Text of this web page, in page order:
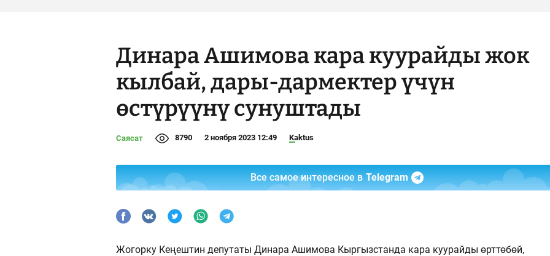
Динара Ашимова кара куурайды жок
кылбай, дары-дармектер үчүн
өстүрүүнү сунуштады
Саясат 8790 2 ноября 2023 12:49 Kaktus
Все самое интересное в Telegram
Жогорку Кеңештин депутаты Динара Ашимова Кыргызстанда кара куурайды өрттөбөй,